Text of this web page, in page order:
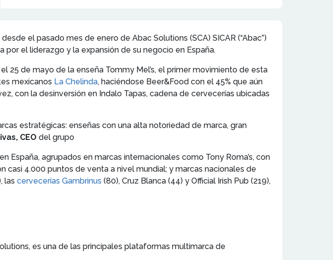
el pasado mes de enero de Abac Solutions (SCA) SICAR (“Abac”)
el liderazgo y la expansión de su negocio en España.
25 de mayo de la enseña Tommy Mel’s, el primer movimiento de esta
mexicanos La Chelinda, haciéndose Beer&Food con el 45% que aún
con la desinversión en Indalo Tapas, cadena de cervecerías ubicadas
estratégicas: enseñas con una alta notoriedad de marca, gran
CEO del grupo
agrupados en marcas internacionales como Tony Roma’s, con
casi 4.000 puntos de venta a nivel mundial; y marcas nacionales de
las cervecerías Gambrinus (80), Cruz Blanca (44) y Official Irish Pub (219),
es una de las principales plataformas multimarca de